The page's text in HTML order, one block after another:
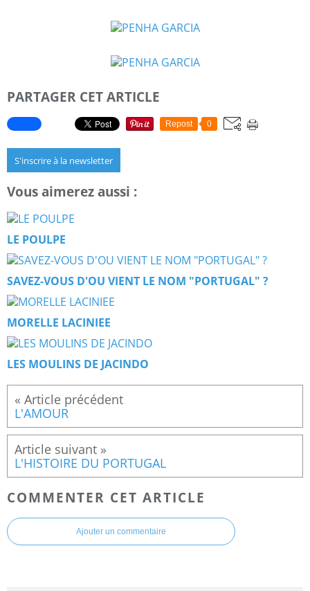
PARTAGER CET ARTICLE
Repost 0
S'inscrire à la newsletter
Vous aimerez aussi :
LE POULPE
SAVEZ-VOUS D'OU VIENT LE NOM "PORTUGAL" ?
MORELLE LACINIEE
LES MOULINS DE JACINDO
L'AMOUR
L'HISTOIRE DU PORTUGAL
COMMENTER CET ARTICLE
Ajouter un commentaire